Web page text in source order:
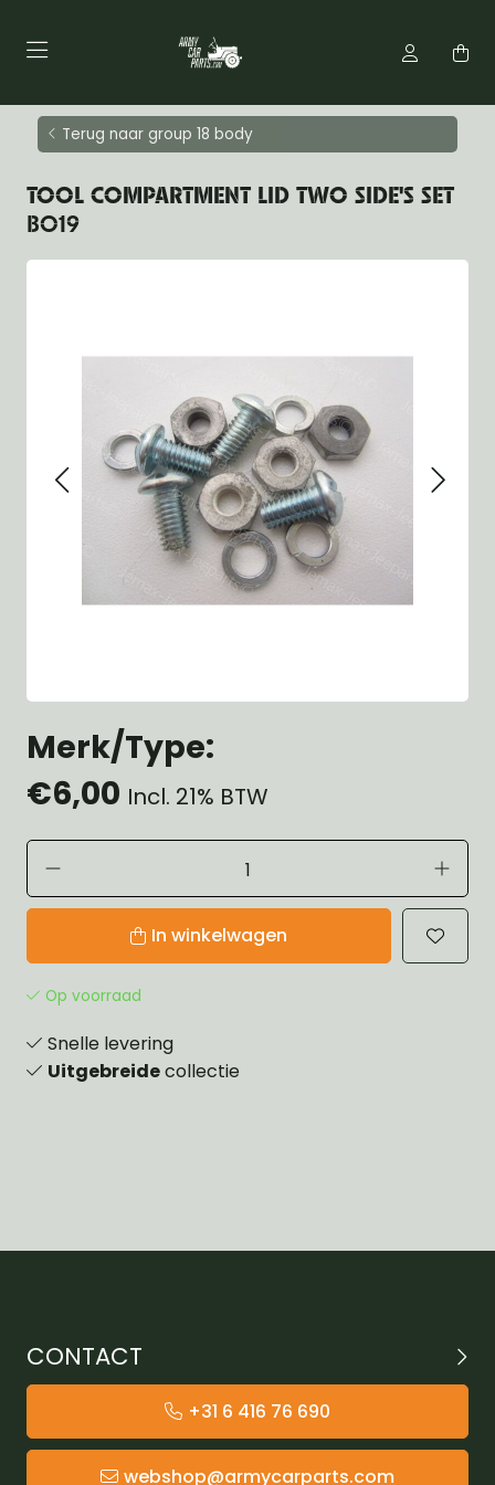
Terug naar group 18 body
TOOL COMPARTMENT LID TWO SIDE'S SET
BO19
Merk/Type:
€6,00 Incl. 21% BTW
In winkelwagen
Op voorraad
Snelle levering
Uitgebreidecollectie
CONTACT
+31 6 416 76 690
webshop@armycarparts.com